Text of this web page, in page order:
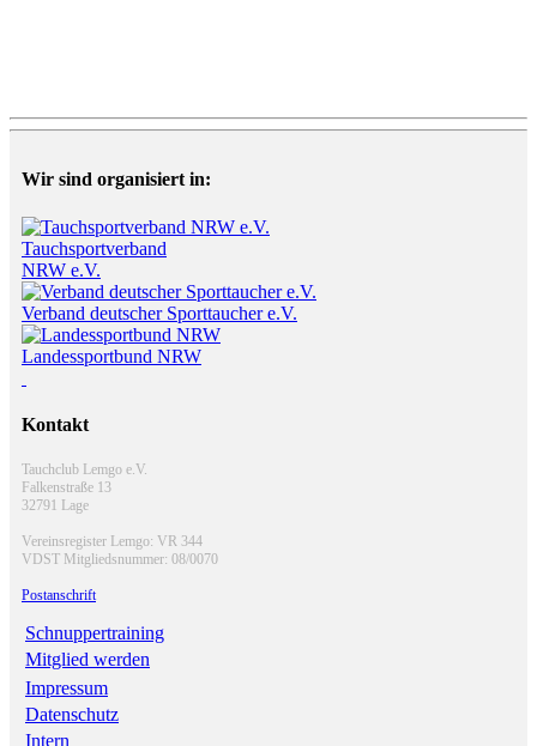
Wir sind organisiert in:
Tauchsportverband
NRW e.V.
Verband deutscher Sporttaucher e.V.
Landessportbund NRW
Kontakt
Tauchclub Lemgo e.V.
Falkenstraße 13
32791 Lage
Vereinsregister Lemgo: VR 344
VDST Mitgliedsnummer: 08/0070
Postanschrift
Schnuppertraining
Mitglied werden
Impressum
Datenschutz
Intern